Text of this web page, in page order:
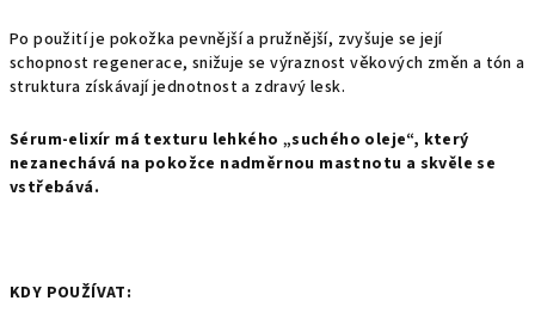
Po použití je pokožka pevnější a pružnější, zvyšuje se její
schopnost regenerace, snižuje se výraznost věkových změn a tón a
struktura získávají jednotnost a zdravý lesk.
Sérum-elixír má texturu lehkého „suchého oleje“, který
nezanechává na pokožce nadměrnou mastnotu a skvěle se
vstřebává.
KDY POUŽÍVAT: